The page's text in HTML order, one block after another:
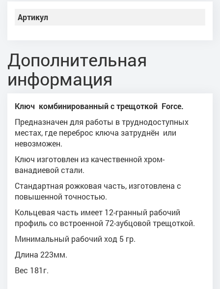
Артикул
Дополнительная
информация
Ключ комбинированный с трещоткой Force.
Предназначен для работы в труднодоступных
местах, где переброс ключа затруднён или
невозможен.
Ключ изготовлен из качественной хром-
ванадиевой стали.
Стандартная рожковая часть, изготовлена с
повышенной точностью.
Кольцевая часть имеет 12-гранный рабочий
профиль со встроенной 72-зубцовой трещоткой.
Минимальный рабочий ход 5 гр.
Длина 223мм.
Вес 181г.